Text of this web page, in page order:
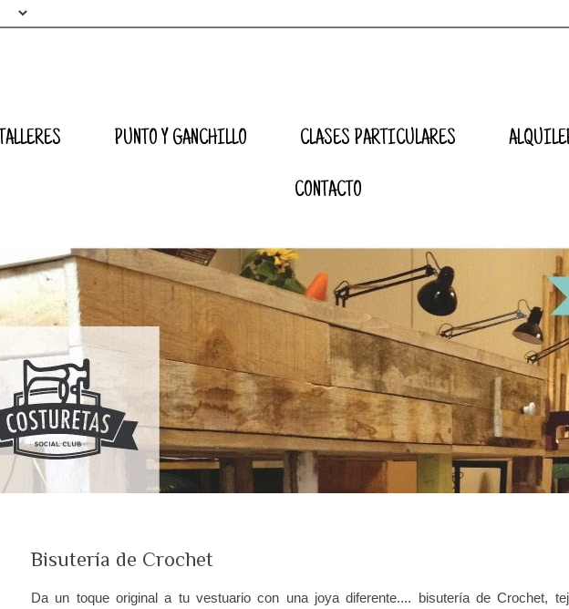
TALLERES PUNTO Y GANCHILLO CLASES PARTICULARES
CONTACTO
Bisutería de Crochet
Da un toque original a tu vestuario con una joya diferente.... bisutería de Crochet,